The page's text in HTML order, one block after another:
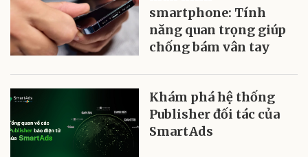
smartphone: Tính
năng quan trọng giúp
chống bám vân tay
Khám phá hệ thống
Publisher đối tác của
SmartAds